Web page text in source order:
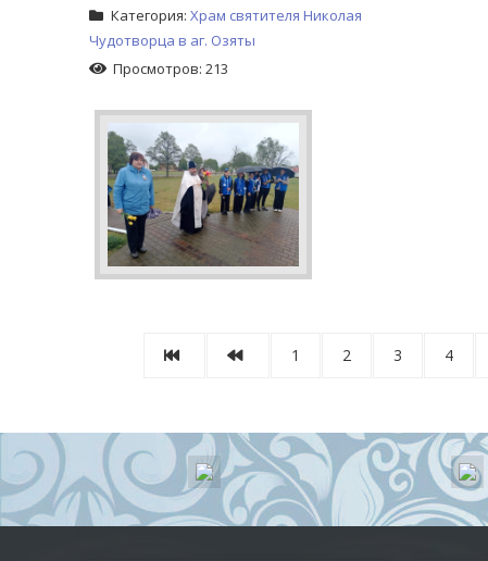
Категория:Храм святителя Николая
Чудотворца в аг. Озяты
Просмотров: 213
1 2 3 4